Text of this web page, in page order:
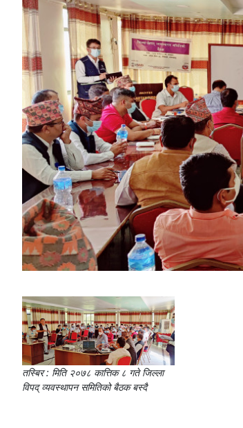
तस्बिर : मिति २०७८ कात्तिक ८ गते जिल्ला
विपद् व्यवस्थापन समितिको बैठक बस्दै